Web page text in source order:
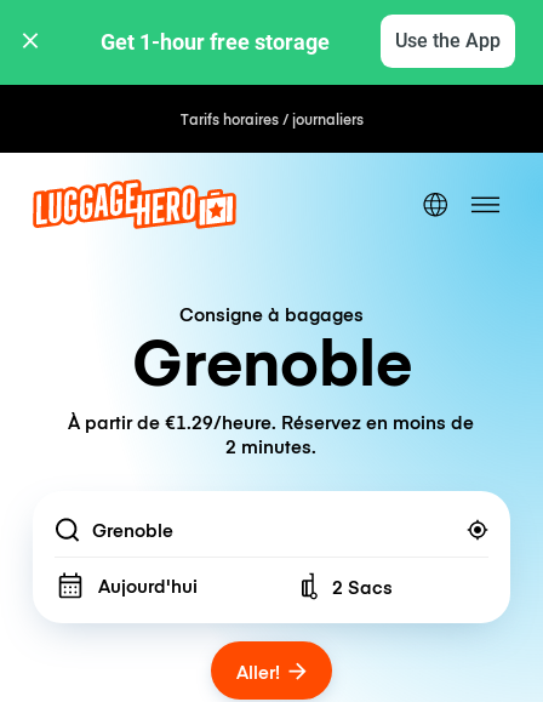
Get 1-hour free storage Use the App
Tarifs horaires / journaliers
Consigne à bagages
Grenoble
À partir de €1.29/heure. Réservez en moins de
2 minutes.
Location
Aujourd'hui Number of bags
2 Sacs
Aller!